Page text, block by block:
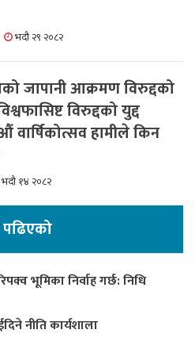
भदौ २९ २०८२
जापानी आक्रमण विरुद्दको
विरुद्दको युद्द
हामीले किन
भदौ १४ २०८२
भूमिका निर्वाह गर्छ: निधि
नीति कार्यशाला